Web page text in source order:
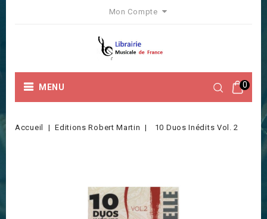
Mon Compte
0
MENU
Accueil Editions Robert Martin 10 Duos Inédits Vol. 2